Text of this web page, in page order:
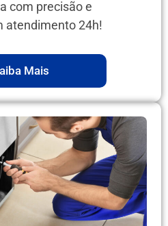
com precisão e
atendimento 24h!
Mais